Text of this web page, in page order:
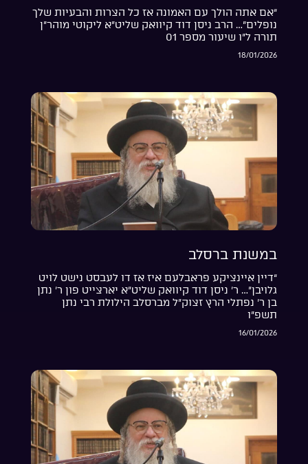
“אם אתה הולך עם האמונה אז כל הצרות והבעיות שלך
נופלים”… הרב ניסן דוד קיוואק שליט”א ליקוטי מוהר”ן
תורה ל”ו שיעור מספר 01
18/01/2026
במשנת ברסלב
“דיין איינציקע פראבלעם איז אז דו לעבסט נישט לויט
גלויבן”… ר’ ניסן דוד קיוואק שליט”א יארצייט פון ר’ נתן
בן ר’ נפתלי הרץ זצוק”ל מברסלב הילולת רבי נתן
תשפ”ו
16/01/2026